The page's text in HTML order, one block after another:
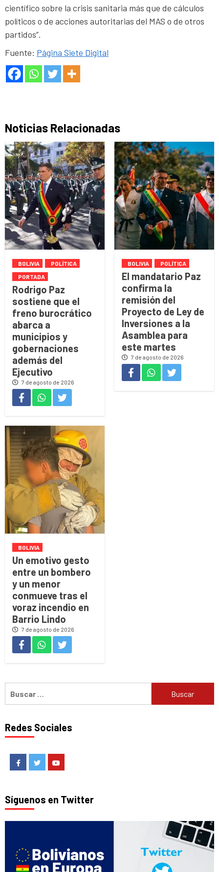
científico sobre la crisis sanitaria más que de cálculos
políticos o de acciones autoritarias del MAS o de otros
partidos”.
Fuente: Página Siete Digital
Noticias Relacionadas
BOLIVIA
POLÍTICA
PORTADA
Rodrigo Paz
sostiene que el
freno burocrático
abarca a
municipios y
gobernaciones
además del
Ejecutivo
7 de agosto de 2026
BOLIVIA POLÍTICA
El mandatario Paz
confirma la
remisión del
Proyecto de Ley de
Inversiones a la
Asamblea para
este martes
7 de agosto de 2026
BOLIVIA
Un emotivo gesto
entre un bombero
y un menor
conmueve tras el
voraz incendio en
Barrio Lindo
7 de agosto de 2026
Redes Sociales
FacebookTwitter
Síguenos en Twitter